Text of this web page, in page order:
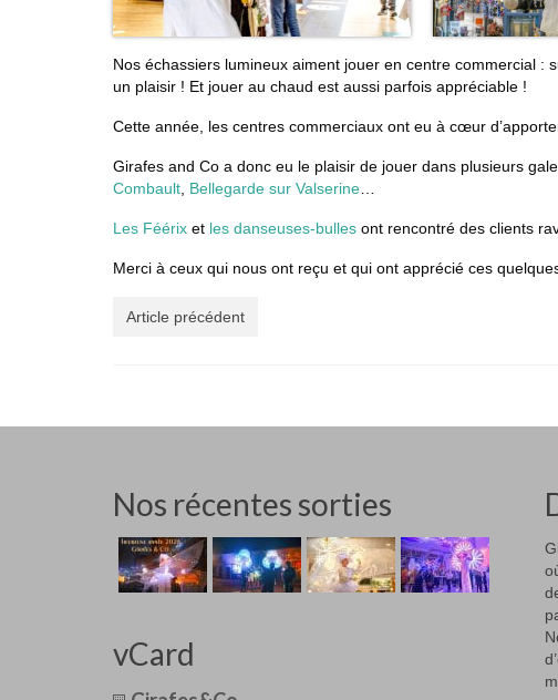
Nos échassiers lumineux aiment jouer en centre commercial
un plaisir ! Et jouer au chaud est aussi parfois appréciable !
Cette année, les centres commerciaux ont eu à cœur
Girafes and Co a donc eu le plaisir de jouer dans plusieurs
Combault Bellegarde sur Valserine
Les Féérix et les danseuses-bulles ont rencontré des clients
Merci à ceux qui nous ont reçu et qui ont apprécié ces
Article précédent
Nos récentes sorties
vCard